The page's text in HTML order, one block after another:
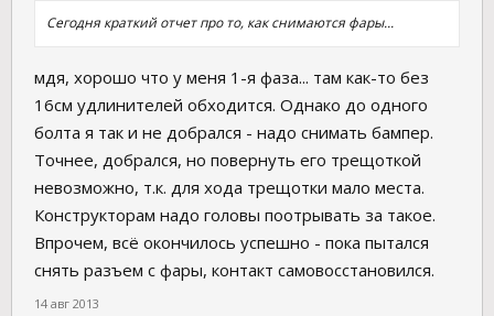
Сегодня краткий отчет про то, как снимаются фары...
мдя, хорошо что у меня 1-я фаза... там как-то без
16см удлинителей обходится. Однако до одного
болта я так и не добрался - надо снимать бампер.
Точнее, добрался, но повернуть его трещоткой
невозможно, т.к. для хода трещотки мало места.
Конструкторам надо головы поотрывать за такое.
Впрочем, всё окончилось успешно - пока пытался
снять разъем с фары, контакт самовосстановился.
14 авг 2013